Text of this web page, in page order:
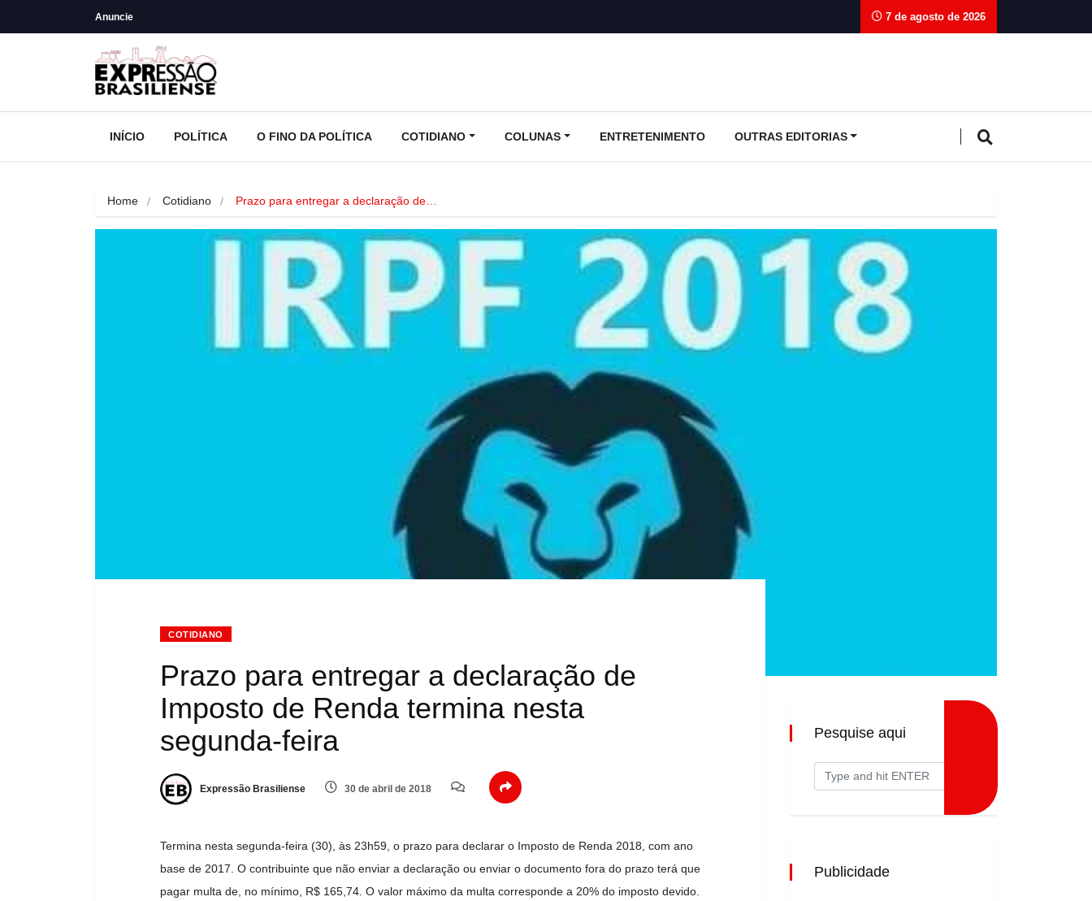
Anuncie 7 de agosto de 2026
INÍCIO POLÍTICA O FINO DA POLÍTICA COTIDIANO COLUNAS ENTRETENIMENTO OUTRAS EDITORIAS
Home Cotidiano Prazo para entregar a declaração de…
COTIDIANO
Prazo para entregar a declaração de
Imposto de Renda termina nesta
segunda-feira
Expressão Brasiliense 30 de abril de 2018
Termina nesta segunda-feira (30), às 23h59, o prazo para declarar o Imposto de Renda 2018, com ano
base de 2017. O contribuinte que não enviar a declaração ou enviar o documento fora do prazo terá que
pagar multa de, no mínimo, R$ 165,74. O valor máximo da multa corresponde a 20% do imposto devido.
Pesquise aqui
Publicidade